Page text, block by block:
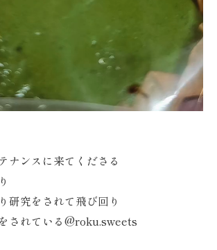
ナンスに来てくださる
研究をされて飛び回り
されている@roku.sweets